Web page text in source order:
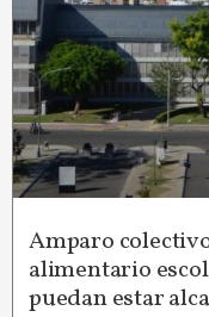
Amparo
alimentario
puedan estar